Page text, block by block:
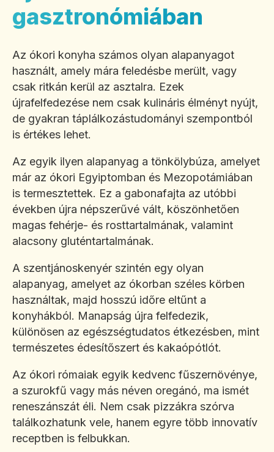
gasztronómiában
Az ókori konyha számos olyan alapanyagot
használt, amely mára feledésbe merült, vagy
csak ritkán kerül az asztalra. Ezek
újrafelfedezése nem csak kulináris élményt nyújt,
de gyakran táplálkozástudományi szempontból
is értékes lehet.
Az egyik ilyen alapanyag a tönkölybúza, amelyet
már az ókori Egyiptomban és Mezopotámiában
is termesztettek. Ez a gabonafajta az utóbbi
években újra népszerűvé vált, köszönhetően
magas fehérje- és rosttartalmának, valamint
alacsony gluténtartalmának.
A szentjánoskenyér szintén egy olyan
alapanyag, amelyet az ókorban széles körben
használtak, majd hosszú időre eltűnt a
konyhákból. Manapság újra felfedezik,
különösen az egészségtudatos étkezésben, mint
természetes édesítőszert és kakaópótlót.
Az ókori rómaiak egyik kedvenc fűszernövénye,
a szurokfű vagy más néven oregánó, ma ismét
reneszánszát éli. Nem csak pizzákra szórva
találkozhatunk vele, hanem egyre több innovatív
receptben is felbukkan.